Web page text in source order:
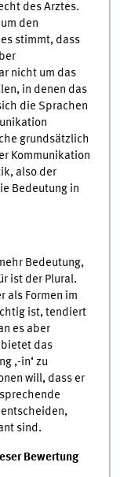
des Arztes.
den
stimmt, dass
nicht um das
in denen das
die Sprachen
grundsätzlich
Kommunikation
also der
Bedeutung in
Bedeutung,
ist der Plural.
als Formen im
ist, tendiert
es aber
das
,-in‘ zu
will, dass er
sind.
Bewertung